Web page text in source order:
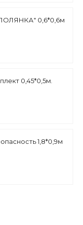
0,6*0,6м
0,45*0,5м.
1,8*0,9м